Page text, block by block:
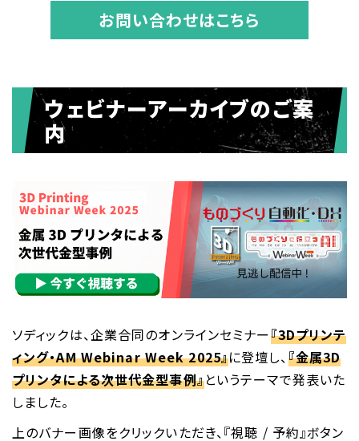
お問い合わせはこちら
ウェビナーアーカイブのご案
内
ソディックは、企業合同のオンラインセミナー『3Dプリンテ
ィング・AM Webinar Week 2025』に登壇し、 『金属3D
プリンタによる次世代金型事例』というテーマで発表いた
しました。
上のバナー画像をクリックいただき、『視聴 / 予約』ボタン